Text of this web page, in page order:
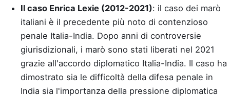
Il caso Enrica Lexie (2012-2021): il caso dei marò
italiani è il precedente più noto di contenzioso
penale Italia-India. Dopo anni di controversie
giurisdizionali, i marò sono stati liberati nel 2021
grazie all'accordo diplomatico Italia-India. Il caso ha
dimostrato sia le difficoltà della difesa penale in
India sia l'importanza della pressione diplomatica